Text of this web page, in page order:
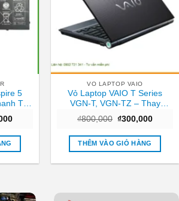
5
Tại
Giá
tại
₫650,000.
VO LAPTOP VAIO
Vỏ Laptop VAIO T Series
VGN-T, VGN-TZ – Thay
Nhanh Trung Tâm TPHCM
Giá Tốt
₫800,000 Giá
là:
₫800,000.
₫300,000Giá
tại
THÊM VÀO GIỎ HÀNG